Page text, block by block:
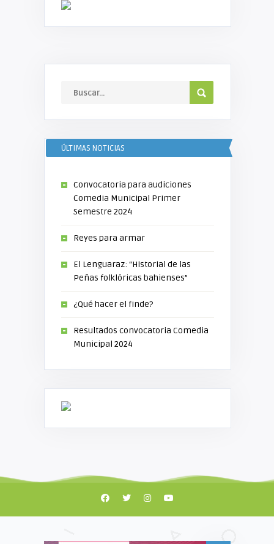
ÚLTIMAS NOTICIAS
Convocatoria para audiciones
Comedia Municipal Primer
Semestre 2024
Reyes para armar
El Lenguaraz: “Historial de las
Peñas folklóricas bahienses”
¿Qué hacer el finde?
Resultados convocatoria Comedia
Municipal 2024